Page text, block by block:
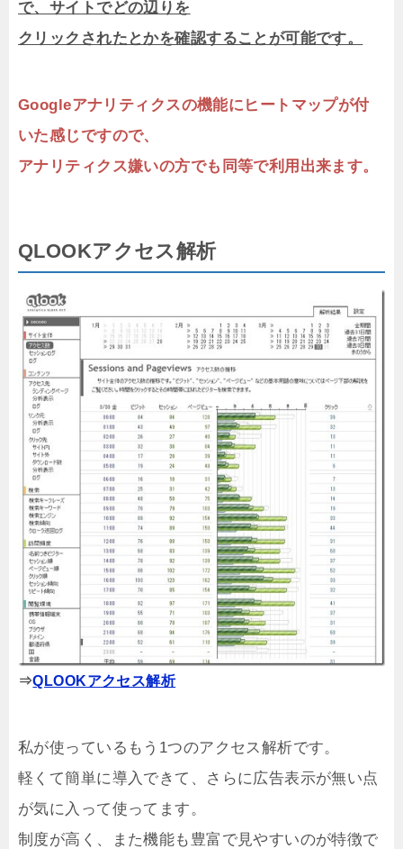
で、サイトでどの辺りを
クリックされたとかを確認することが可能です。
Googleアナリティクスの機能にヒートマップが付
いた感じですので、
アナリティクス嫌いの方でも同等で利用出来ます。
QLOOKアクセス解析
⇒QLOOKアクセス解析
私が使っているもう1つのアクセス解析です。
軽くて簡単に導入できて、さらに広告表示が無い点
が気に入って使ってます。
制度が高く、また機能も豊富で見やすいのが特徴で